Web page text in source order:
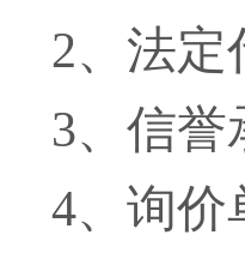
2、法定
3、信誉
4、询价